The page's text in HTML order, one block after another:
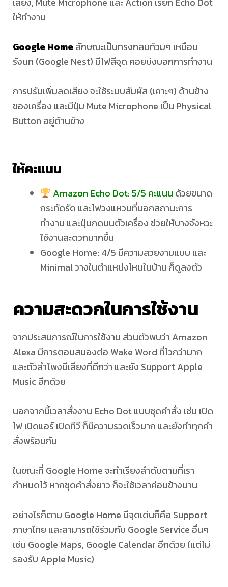
ให้ทำงาน
Google Homeลักษณะเป็นทรงกลมท้วมๆ เหมือน
รังนก (Google Nest) มีไฟสีจุด คอยบ่งบอกการทำงาน
การปรับเพิ่มลดเสียง จะใช้ระบบสัมผัส (เคาะๆ) ด้านข้าง
ของเครื่อง และมีปุ่ม Mute Microphone เป็น Physical
Button อยู่ด้านข้าง
ให้คะแนน
Amazon Echo Dot: 5/5 คะแนน ด้วยขนาด
กระทัดรัด และไฟวงแหวนที่บอกสถานะการ
ทำงาน และปุ่มกดบนตัวเครื่อง ช่วยให้บางจังหวะ
ใช้งานสะดวกมากขึ้น
Google Home: 4/5 มีความสวยงามแบบ และ
Minimal วางในตำแหน่งไหนในบ้าน ก็ดูลงตัว
ความสะดวกในการใช้งาน
จากประสบการณ์ในการใช้งาน ส่วนตัวพบว่า Amazon
Alexa มีการตอบสนองต่อ Wake Word ที่ไวกว่ามาก
และตัวลำโพงมีเสียงที่ดีกว่า และยัง Support Apple
Music อีกด้วย
นอกจากนี้เวลาสั่งงาน Echo Dot แบบชุดคำสั่ง เช่น เปิด
ไฟ เปิดแอร์ เปิดทีวี ก็มีความรวดเร็วมาก และยังทำทุกคำ
สั่งพร้อมกัน
ในขณะที่ Google Home จะทำเรียงลำดับตามที่เรา
กำหนดไว้ หากชุดคำสั่งยาว ก็จะใช้เวลาค่อนข้างนาน
อย่างไรก็ตาม Google Home มีจุดเด่นก็คือ Support
ภาษาไทย และสามารถใช้ร่วมกับ Google Service อื่นๆ
เช่น Google Maps, Google Calendar อีกด้วย (แต่ไม่
รองรับ Apple Music)